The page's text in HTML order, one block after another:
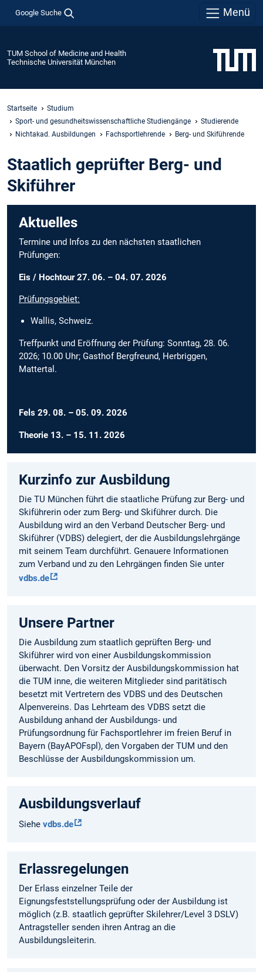
Google Suche Menü
TUM School of Medicine and Health
Technische Universität München
Startseite
Studium
Sport- und gesundheitswissenschaftliche Studiengänge
Studierende
Nichtakad. Ausbildungen
Fachsportlehrende Berg- und Skiführende
Staatlich geprüfter Berg- und
Skiführer
Aktuelles
Termine und Infos zu den nächsten staatlichen
Prüfungen:
Eis / Hochtour 27. 06. – 04. 07. 2026
Prüfungsgebiet:
Wallis, Schweiz.
Treffpunkt und Eröffnung der Prüfung: Sonntag, 28. 06.
2026; 10.00 Uhr; Gasthof Bergfreund, Herbriggen,
Mattertal.
Fels 29. 08. – 05. 09. 2026
Theorie 13. – 15. 11. 2026
Kurzinfo zur Ausbildung
Die TU München führt die staatliche Prüfung zur Berg- und
Skiführerin oder zum Berg- und Skiführer durch. Die
Ausbildung wird an den Verband Deutscher Berg- und
Skiführer (VDBS) delegiert, der die Ausbildungslehrgänge
mit seinem Team durchführt. Genauere Informationen
zum Verband und zu den Lehrgängen finden Sie unter
vdbs.de
Unsere Partner
Die Ausbildung zum staatlich geprüften Berg- und
Skiführer wird von einer Ausbildungskommission
überwacht. Den Vorsitz der Ausbildungskommission hat
die TUM inne, die weiteren Mitglieder sind paritätisch
besetzt mit Vertretern des VDBS und des Deutschen
Alpenvereins. Das Lehrteam des VDBS setzt die
Ausbildung anhand der Ausbildungs- und
Prüfungsordnung für Fachsportlehrer im freien Beruf in
Bayern (BayAPOFspl), den Vorgaben der TUM und den
Beschlüsse der Ausbildungskommission um.
Ausbildungsverlauf
Siehe vdbs.de
Erlassregelungen
Der Erlass einzelner Teile der
Eignungsfeststellungsprüfung oder der Ausbildung ist
möglich (z.B. staatlich geprüfter Skilehrer/Level 3 DSLV)
Antragsteller senden ihren Antrag an die
Ausbildungsleiterin.